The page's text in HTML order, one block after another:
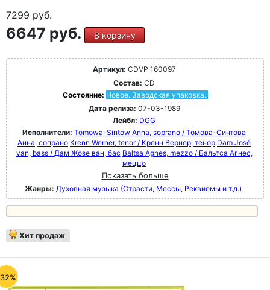
7299руб.
6647 руб. В корзину
Артикул: CDVP 160097
Состав: CD
Состояние: Новое. Заводская упаковка.
Дата релиза: 07-03-1989
Лейбл: DGG
Исполнители: Tomowa-Sintow Anna, soprano / Томова-Синтова
Анна, сопрано Krenn Werner, tenor / Кренн Вернер, тенор Dam José
van, bass / Дам Жозе ван, бас Baltsa Agnes, mezzo / Бальтса Агнес,
меццо
Показать больше
Жанры: Духовная музыка (Страсти, Мессы, Реквиемы и т.д.)
Хит продаж